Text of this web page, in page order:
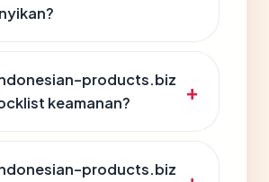
products.biz
keamanan?
products.biz